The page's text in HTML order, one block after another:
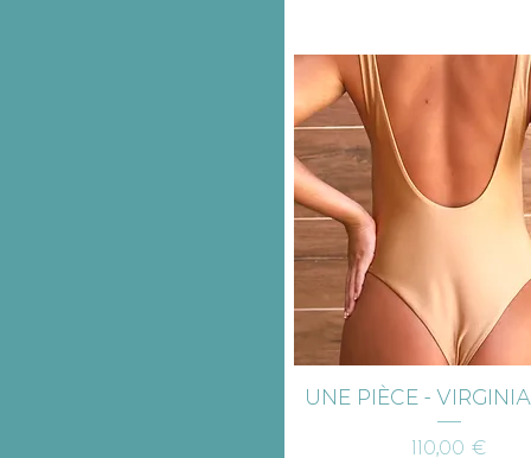
Aperçu rapide
UNE PIÈCE -
Prix
110,00 €